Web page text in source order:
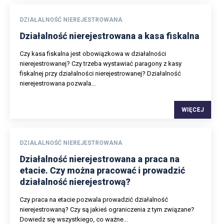
DZIAŁALNOŚĆ NIEREJESTROWANA
Działalność nierejestrowana a kasa fiskalna
Czy kasa fiskalna jest obowiązkowa w działalności
nierejestrowanej? Czy trzeba wystawiać paragony z kasy
fiskalnej przy działalności nierejestrowanej? Działalność
nierejestrowana pozwala...
WIĘCEJ
DZIAŁALNOŚĆ NIEREJESTROWANA
Działalność nierejestrowana a praca na
etacie. Czy można pracować i prowadzić
działalność nierejestrową?
Czy praca na etacie pozwala prowadzić działalność
nierejestrowaną? Czy są jakieś ograniczenia z tym związane?
Dowiedz się wszystkiego, co ważne...